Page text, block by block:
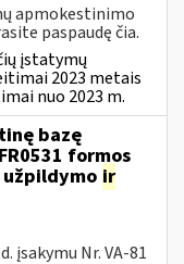
apmokestinimo
paspaudę čia.
įstatymų
2023 metais
nuo 2023 m.
bazę
formos
užpildymo ir
įsakymu Nr. VA-81